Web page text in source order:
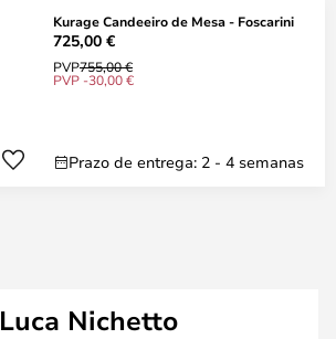
Kurage Candeeiro de Mesa - Foscarini
725,00 €
PVP755,00 €
PVP -30,00 €
Prazo de entrega: 2 - 4 semanas
Luca Nichetto